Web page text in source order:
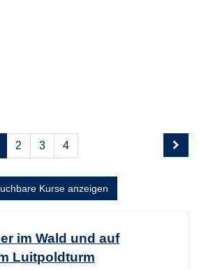
2 3 4
Kurse anzeigen
im Wald und auf
Luitpoldturm